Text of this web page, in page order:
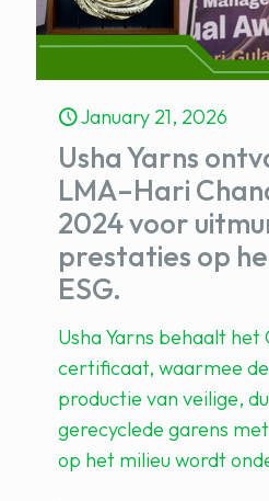
January 21, 2026
Usha Yarns
LMA–Hari
2024 voor
prestaties op
ESG.
Usha Yarns behaalt het
certificaat, waarmee
productie van veilige,
gerecyclede garens
op het milieu wordt